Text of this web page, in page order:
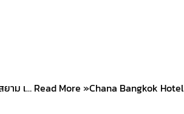
าม เ… Read More »Chana Bangkok Hotel